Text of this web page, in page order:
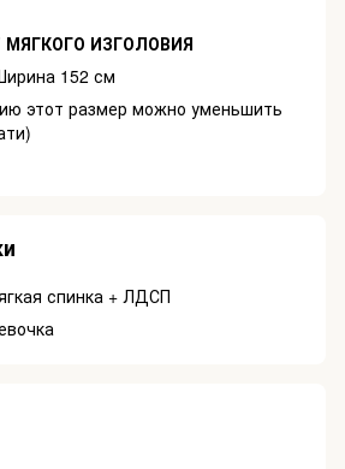
ИЗГОЛОВИЯ
152 см
этот размер можно уменьшить
спинка + ЛДСП